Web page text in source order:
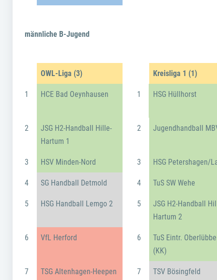
männliche B-Jugend
OWL-Liga (3) Kreisliga 1 (1)
1 HCE Bad Oeynhausen 1 HSG Hüllhorst
2
JSG H2-Handball Hille-
Hartum 1
2 Jugendhandball
3 HSV Minden-Nord 3 HSG Petershagen/
4 SG Handball Detmold 4 TuS SW Wehe
5 HSG Handball Lemgo 2 5
JSG H2-Handball
Hartum 2
6 VfL Herford 6
TuS Eintr. Oberlübbe
(KK)
7 TSG Altenhagen-Heepen 7 TSV Bösingfeld